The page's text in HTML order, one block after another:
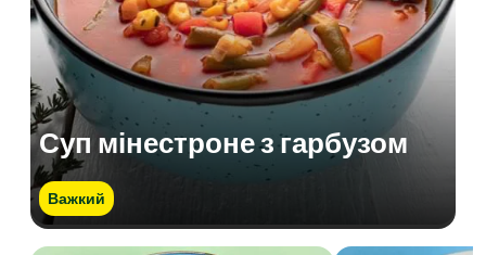
Суп мінестроне з гарбузом
Важкий